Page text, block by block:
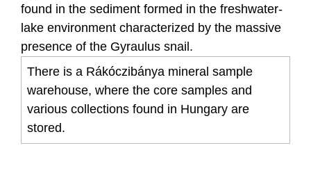
found in the sediment formed in the freshwater-
lake environment characterized by the massive
presence of the Gyraulus snail.
There is a Rákóczibánya mineral sample
warehouse, where the core samples and
various collections found in Hungary are
stored.